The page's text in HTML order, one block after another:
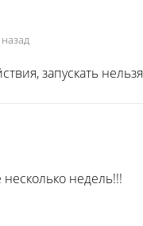
запускать нельзя
недель!!!